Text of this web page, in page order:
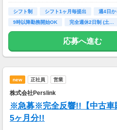
年収300万円～500万円
＜その他＞
■試用期間3ヵ月(同条件)
■昇給あり(0～6,000円)
■賞与あり(年2回)
シフト制 シフト1ヶ月毎提出 週4日か
9時以降勤務開始OK
完全週休2日制 (土…
応募へ進む
new 正社員 営業
株式会社Perslink
※急募※完全反響!!【中古車
5ヶ月分!!